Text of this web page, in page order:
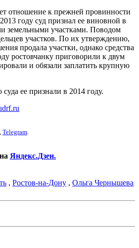
отношение к прежней провинности
году суд признал ее виновной в
земельными участками. Поводом
участков. По их утверждению,
продала участки, однако средства
ростовчанку приговорили к двум
и обязали заплатить крупную
ее признали в 2014 году.
, Telegram.
Яндекс.Дзен.
, Ростов-на-Дону , Ольга Чернышева